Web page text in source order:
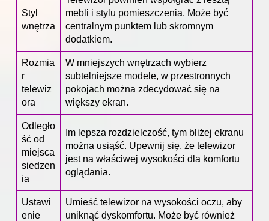
Styl
wnętrza
mebli i stylu pomieszczenia. Może być
centralnym punktem lub skromnym
dodatkiem.
Rozmia
r
telewiz
ora
W mniejszych wnętrzach wybierz
subtelniejsze modele, w przestronnych
pokojach można zdecydować się na
większy ekran.
Odległo
ść od
miejsca
siedzen
ia
Im lepsza rozdzielczość, tym bliżej ekranu
można usiąść. Upewnij się, że telewizor
jest na właściwej wysokości dla komfortu
oglądania.
Ustawi
enie
Umieść telewizor na wysokości oczu, aby
uniknąć dyskomfortu. Może być również